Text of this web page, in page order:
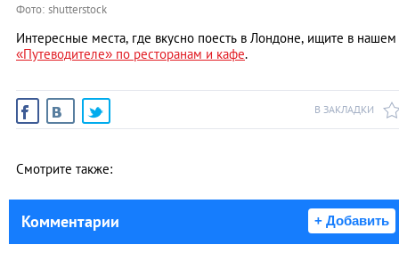
Фото: shutterstock
Интересные места, где вкусно поесть в Лондоне, ищите в нашем
«Путеводителе» по ресторанам и кафе.
В ЗАКЛАДКИ
Смотрите также:
Комментарии + Добавить